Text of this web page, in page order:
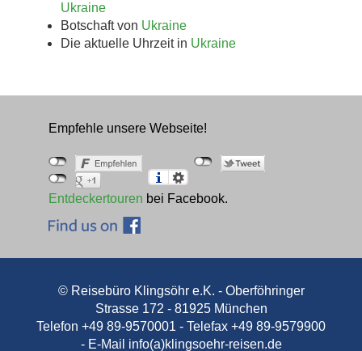
Ukraine
Botschaft von Ukraine
Die aktuelle Uhrzeit in Ukraine
Empfehle unsere Webseite!
Entdeckertouren bei Facebook.
© Reisebüro Klingsöhr e.K. - Oberföhringer
Strasse 172 - 81925 München
Telefon +49 89-9570001 - Telefax +49 89-9579900
- E-Mail info(a)klingsoehr-reisen.de